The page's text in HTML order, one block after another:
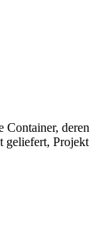
Container, deren
geliefert, Projekt